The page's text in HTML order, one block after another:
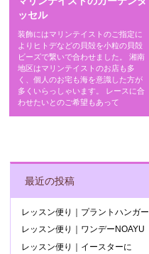
ッセル
装飾にはマリンテイストのご指定に
よりヒトデなどの貝殻を小粒の貝殻
ビーズで繋いで合わせました。 湘南
地区はマリンテイストのお店も多
く、個人のお宅も海を意識した方が
多くいらっしゃいます。 レースに合
わせたいとのご希望もあって
最近の投稿
レッスン便り｜プラントハンガー
レッスン便り｜ワンデーNOAYU
レッスン便り｜イースターに